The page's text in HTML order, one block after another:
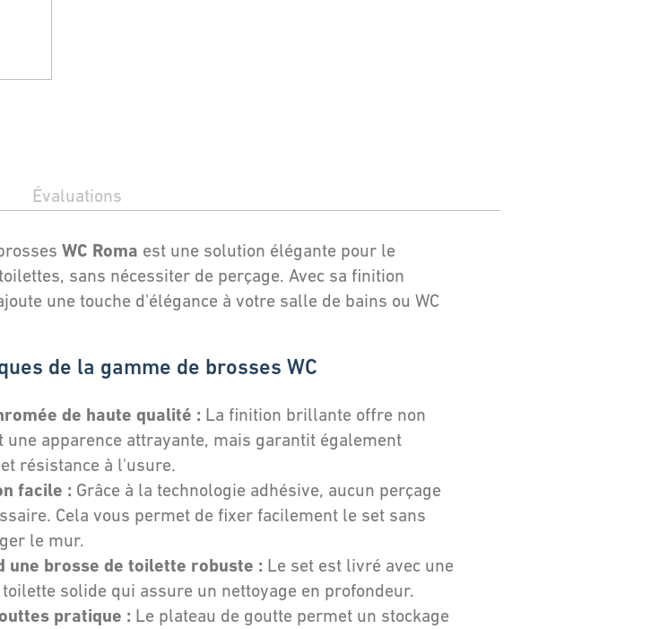
Évaluations
WC Roma est une solution élégante pour le
sans nécessiter de perçage. Avec sa finition
une touche d'élégance à votre salle de bains ou WC
de la gamme de brosses WC
de haute qualité : La finition brillante offre non
une apparence attrayante, mais garantit également
résistance à l'usure.
facile : Grâce à la technologie adhésive, aucun perçage
Cela vous permet de fixer facilement le set sans
le mur.
une brosse de toilette robuste : Le set est livré avec une
solide qui assure un nettoyage en profondeur.
pratique : Le plateau de goutte permet un stockage